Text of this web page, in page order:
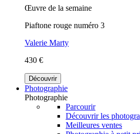
Œuvre de la semaine
Piaftone rouge numéro 3
Valerie Marty
430 €
Découvrir
Photographie
Photographie
Parcourir
Découvrir les
Meilleures ventes